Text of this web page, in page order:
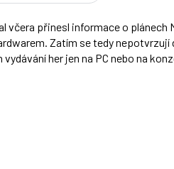
včera přinesl informace o
Zatím se tedy
her jen na PC nebo na